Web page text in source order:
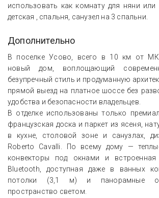
использовать как комнату для няни или
детская , спальня, санузел на 3 спальни.
Дополнительно
В поселке Усово, всего в 10 км от
новый дом, воплощающий
безупречный стиль и продуманную
прямой выезд на платное шоссе без
удобства и безопасности владельцев.
В отделке использованы только
французская доска и паркет из ясеня,
в кухне, столовой зоне и санузлах,
Roberto Cavalli. По всему дому —
конвекторы под окнами и встроенная
Bluetooth, доступная даже в ванных
потолки (3,1 м) и панорамные
пространство светом.